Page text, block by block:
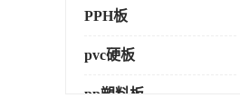
PPH板
pvc硬板
pp塑料板